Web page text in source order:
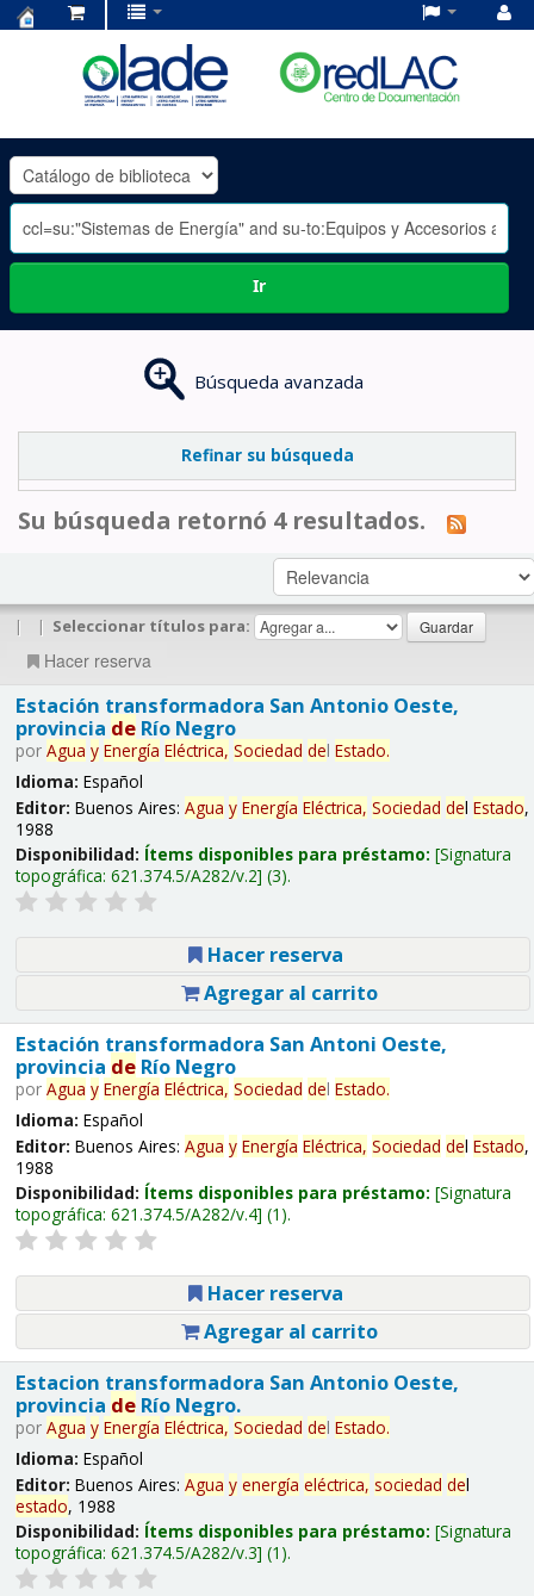
OLADE
-
Ir
Búsqueda avanzada
Refinar su búsqueda
Su búsqueda retornó 4 resultados.
| | Seleccionar títulos para:
Hacer reserva
Estación transformadora San Antonio Oeste,
provincia deRío Negro
por Agua y Energía Eléctrica, Sociedad del Estado.
Idioma: Español
Editor: Buenos Aires: Agua y Energía Eléctrica, Sociedad del Estado,
1988
Disponibilidad: Ítems disponibles para préstamo: Signatura
topográfica: 621.374.5/A282/v.2 (3).
Hacer reserva
Agregar al carrito
Estación transformadora San Antoni Oeste,
provincia deRío Negro
por Agua y Energía Eléctrica, Sociedad del Estado.
Idioma: Español
Editor: Buenos Aires: Agua y Energía Eléctrica, Sociedad del Estado,
1988
Disponibilidad: Ítems disponibles para préstamo: Signatura
topográfica: 621.374.5/A282/v.4 (1).
Hacer reserva
Agregar al carrito
Estacion transformadora San Antonio Oeste,
provincia deRío Negro.
por Agua y Energía Eléctrica, Sociedad del Estado.
Idioma: Español
Editor: Buenos Aires: Agua y energía eléctrica, sociedad del
estado, 1988
Disponibilidad: Ítems disponibles para préstamo: Signatura
topográfica: 621.374.5/A282/v.3 (1).